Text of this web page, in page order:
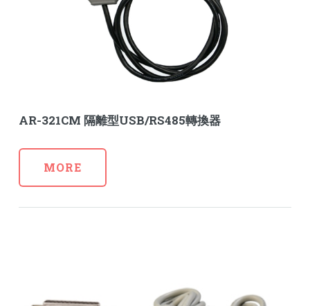
AR-321CM 隔離型USB/RS485轉換器
MORE